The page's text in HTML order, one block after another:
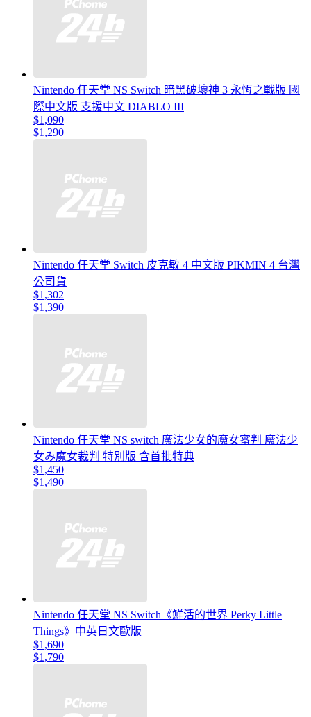
Nintendo 任天堂 NS Switch 暗黑破壞神 3 永恆之戰版 國
際中文版 支援中文 DIABLO III
$1,090
$1,290
Nintendo 任天堂 Switch 皮克敏 4 中文版 PIKMIN 4 台灣
公司貨
$1,302
$1,390
Nintendo 任天堂 NS switch 魔法少女的魔女審判 魔法少
女み魔女裁判 特別版 含首批特典
$1,450
$1,490
Nintendo 任天堂 NS Switch《鮮活的世界 Perky Little
Things》中英日文歐版
$1,690
$1,790